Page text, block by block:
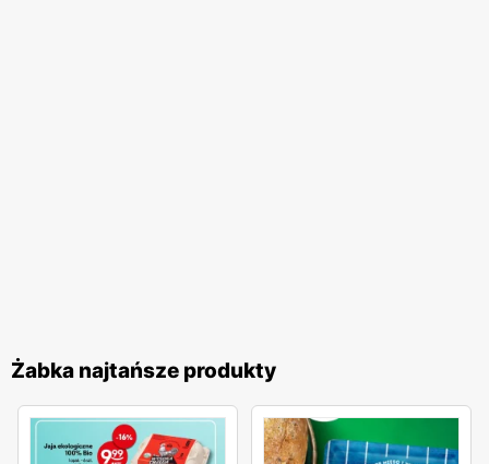
Żabka najtańsze produkty